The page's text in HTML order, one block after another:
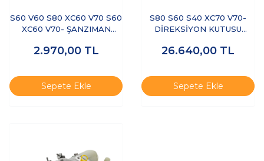
S60 V60 S80 XC60 V70 S60
XC60 V70- ŞANZIMAN
2.970,00 TL
Sepete Ekle
S80 S60 S40 XC70 V70-
DİREKSİYON KUTUSU
26.640,00 TL
Sepete Ekle